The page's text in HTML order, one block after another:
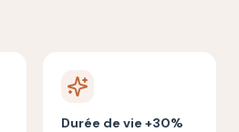
Durée de vie +30%